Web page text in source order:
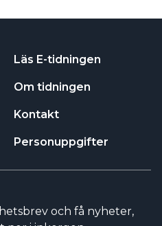
Läs E-tidningen
Om tidningen
Kontakt
Personuppgifter
och få nyheter,